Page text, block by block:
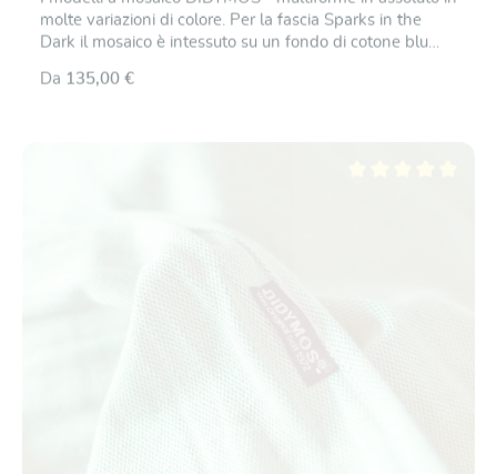
molte variazioni di colore. Per la fascia Sparks in the
Dark il mosaico è intessuto su un fondo di cotone blu
smeraldo. Anche in questo caso perfettamente lavorati
Da 135,00 €